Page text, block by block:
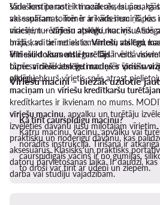
šāda kastīte noteikti noderēs, lai
vai saplīšanas. Tomēr ir kāds maciņš,
vīriešiem –vīriešu atslēgu maciņš.
mājas, vai arī no auto.Vīriešu atslēgu
ērti salikt visas atslēgas. Tādā veidā
tāpēcvīriešu atslēgu maciņšir īpaši
atslēgu.
Vīriešiem parasti ir mazāk aksesuāru, kā
aksesuāram tomēr ir arī vīriešiem. Tāpēc
maciņi, turētāji un apvalki, kur visus šos
brīdī, kad tie netiek izmantoti, vai tad,
Vīriešu dokumentu turētājsir ērts visiem
biznesa cilvēkiem lieti noderēsvīriešu
pilnīgi jebkurš vīrietis spēs atrast
maciņam un vīriešu kredītkaršu
kredītkartes ir ikvienam no mums.
vīriešu maciņu, apvalku un turētāju
izvēlēties dāvanu jūsu mīļotajam
praktisku un noderīgu dāvanu, kas
aksesuārus. Klasisks un praktisks
datoru pārvietošanas laikā. Ir daudzi,
darba vai studiju vajadzībām.
Vīriešu maciņi – biežāk uzdotie
Kā tīrīt caurspīdīgu maciņu?
Katru maciņu, vāciņu, apvalku vai
norādīts instrukcijā. Tīrīšana ir
caurspīdīgais vāciņš ir no gumijas,
to droši var tīrīt ar ūdeni un ziepēm.